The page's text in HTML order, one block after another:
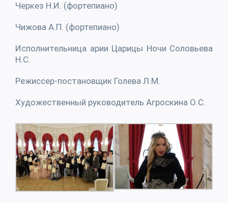
Черкез Н.И. (фортепиано)
Чижова А.П. (фортепиано)
Исполнительница арии Царицы Ночи Соловьева
Н.С.
Режиссер-постановщик Голева Л.М.
Художественный руководитель Агроскина О.С.